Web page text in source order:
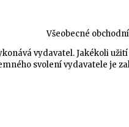
Všeobecné
vydavatel. Jakékoli
svolení vydavatele je